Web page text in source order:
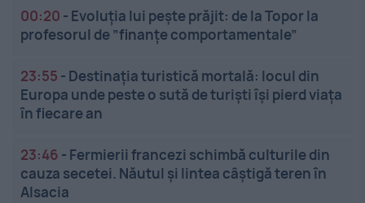
00:20 - Evoluția lui pește prăjit: de la Topor la
profesorul de ”finanțe comportamentale”
23:55 - Destinația turistică mortală: locul din
Europa unde peste o sută de turiști își pierd viața
în fiecare an
23:46 - Fermierii francezi schimbă culturile din
cauza secetei. Năutul și lintea câștigă teren în
Alsacia